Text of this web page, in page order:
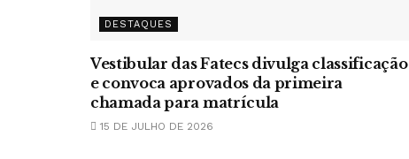
DESTAQUES
Vestibular das Fatecs divulga classificação
e convoca aprovados da primeira
chamada para matrícula
15 DE JULHO DE 2026